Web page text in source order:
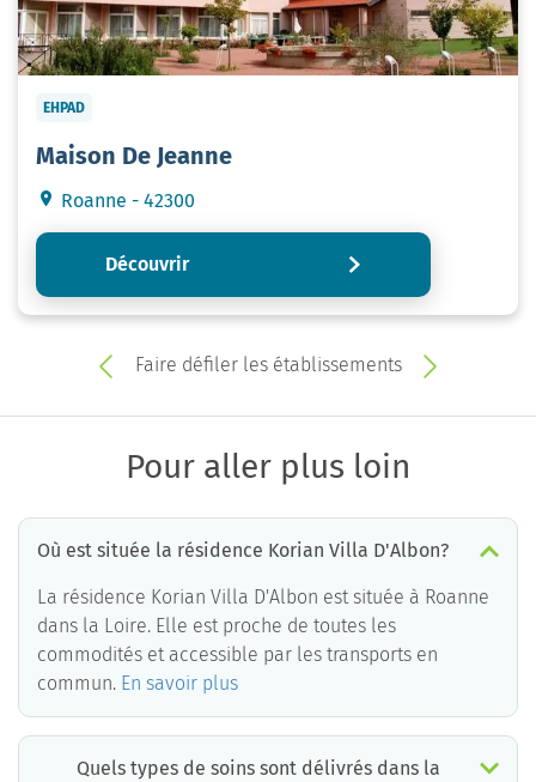
EHPAD
Maison De Jeanne
Roanne - 42300
Découvrir
Faire défiler les établissements
Pour aller plus loin
Où est située la résidence Korian Villa D'Albon?
La résidence Korian Villa D'Albon est située à Roanne
dans la Loire. Elle est proche de toutes les
commodités et accessible par les transports en
commun. En savoir plus
Quels types de soins sont délivrés dans la